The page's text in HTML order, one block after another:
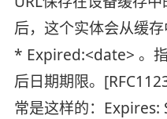
后，这个实体会从缓存
* Expired:<date> 。
后日期期限。
常是这样的：